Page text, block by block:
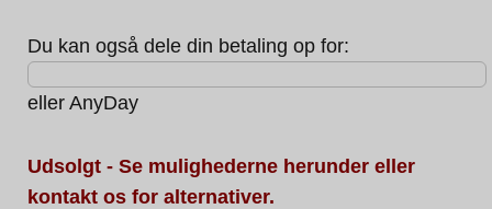
Du kan også dele din betaling op for:
eller AnyDay
Udsolgt - Se mulighederne herunder eller
kontakt os for alternativer.